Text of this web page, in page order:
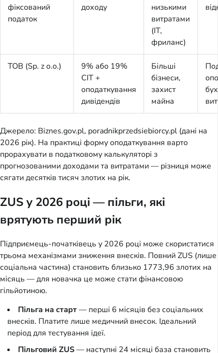
фіксований
податок
доходу
низькими
витратами
(IT,
фриланс)
ТОВ (Sp. z o.o.)
9% або 19%
CIT +
оподаткування
дивідендів
Більші
бізнеси,
захист
майна
Джерело: Biznes.gov.pl, poradnikprzedsiebiorcy.pl (дані на
2026 рік). На практиці форму оподаткування варто
прорахувати в податковому калькуляторі з
прогнозованими доходами та витратами — різниця може
сягати десятків тисяч злотих на рік.
ZUS у 2026 році — пільги, які
врятують перший рік
Підприємець-початківець у 2026 році може скористатися
трьома механізмами зниження внесків. Повний ZUS (лише
соціальна частина) становить близько 1773,96 злотих на
місяць — для новачка це може стати фінансовою
гільйотиною.
Пільга на старт— перші 6 місяців без соціальних
внесків. Платите лише медичний внесок. Ідеальний
період для тестування ідеї.
Пільговий ZUS— наступні 24 місяці база становить